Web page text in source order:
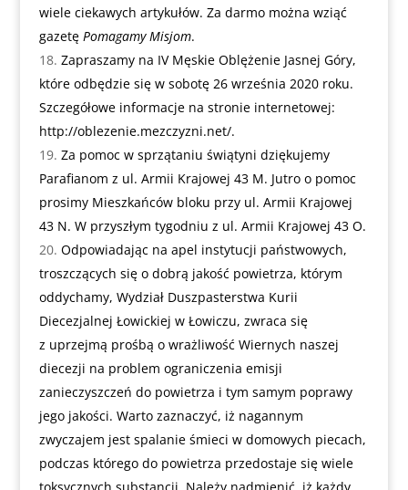
wiele ciekawych artykułów. Za darmo można wziąć
gazetę Pomagamy Misjom.
Zapraszamy na IV Męskie Oblężenie Jasnej Góry,
które odbędzie się w sobotę 26 września 2020 roku.
Szczegółowe informacje na stronie internetowej:
http://oblezenie.mezczyzni.net/.
Za pomoc w sprzątaniu świątyni dziękujemy
Parafianom z ul. Armii Krajowej 43 M. Jutro o pomoc
prosimy Mieszkańców bloku przy ul. Armii Krajowej
43 N. W przyszłym tygodniu z ul. Armii Krajowej 43 O.
Odpowiadając na apel instytucji państwowych,
troszczących się o dobrą jakość powietrza, którym
oddychamy, Wydział Duszpasterstwa Kurii
Diecezjalnej Łowickiej w Łowiczu, zwraca się
z uprzejmą prośbą o wrażliwość Wiernych naszej
diecezji na problem ograniczenia emisji
zanieczyszczeń do powietrza i tym samym poprawy
jego jakości. Warto zaznaczyć, iż nagannym
zwyczajem jest spalanie śmieci w domowych piecach,
podczas którego do powietrza przedostaje się wiele